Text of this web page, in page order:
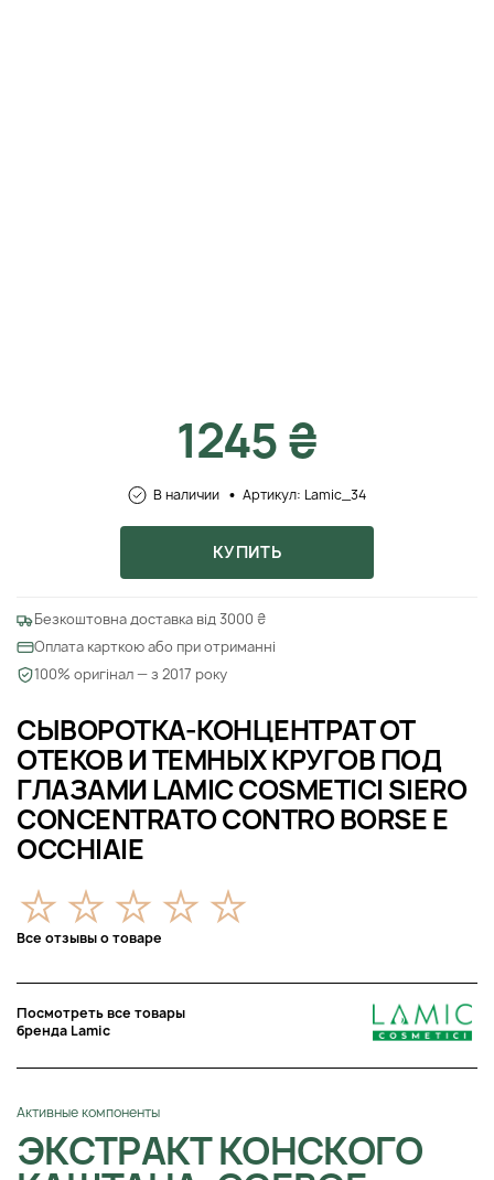
СЫВОРОТКА-КОНЦЕНТРАТ ОТ
ОТЕКОВ И ТЕМНЫХ КРУГОВ ПОД
ГЛАЗАМИ LAMIC COSMETICI SIERO
CONCENTRATO CONTRO BORSE E
OCCHIAIE
Все отзывы о товаре
Посмотреть все товары
бренда Lamic
Активные компоненты
ЭКСТРАКТ КОНСКОГО
1245 ₴
В наличии Артикул: Lamic_34
КУПИТЬ
Безкоштовна доставка від 3000 ₴
Оплата карткою або при отриманні
100% оригінал — з 2017 року